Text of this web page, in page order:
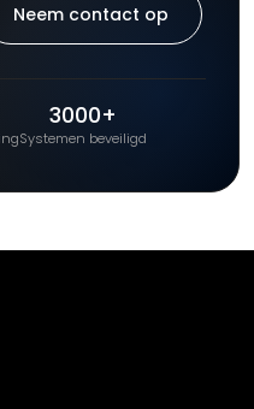
Neem contact op
3000+
Systemen beveiligd